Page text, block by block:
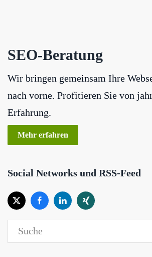
SEO-Beratung
Wir bringen gemeinsam Ihre
nach vorne. Profitieren Sie von
Erfahrung.
Mehr erfahren
Social Networks und RSS-Feed